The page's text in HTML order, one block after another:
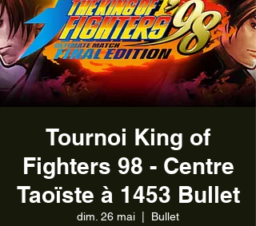
Tournoi King of
Fighters 98 - Centre
Taoïste à 1453 Bullet
dim. 26 mai Bullet